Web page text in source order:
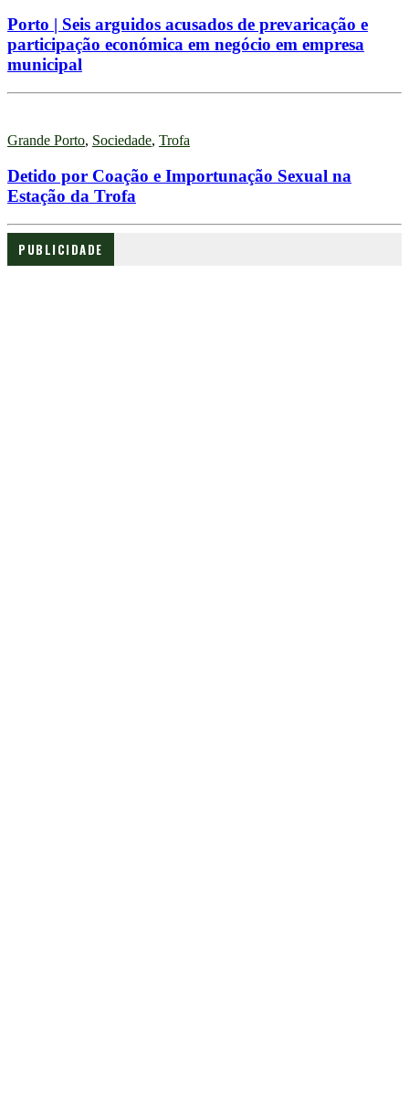
Porto | Seis arguidos acusados de prevaricação e
participação económica em negócio em empresa
municipal
Grande Porto, Sociedade, Trofa
Detido por Coação e Importunação Sexual na
Estação da Trofa
PUBLICIDADE